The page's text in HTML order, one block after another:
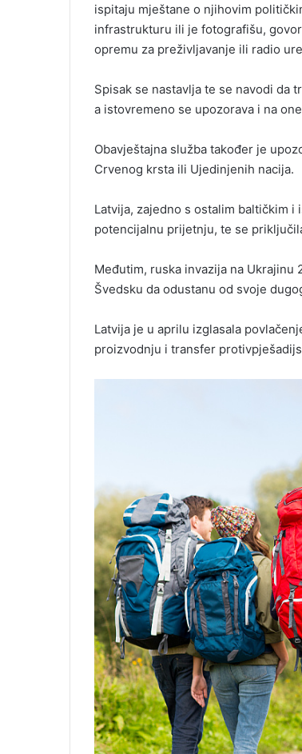
ispitaju mještane o njihovim
infrastrukturu ili je fotografišu,
opremu za preživljavanje ili radio
Spisak se nastavlja te se navodi da
a istovremeno se upozorava i na
Obavještajna služba također je
Crvenog krsta ili Ujedinjenih nacija.
Latvija, zajedno s ostalim baltičkim
potencijalnu prijetnju, te se
Međutim, ruska invazija na Ukrajinu
Švedsku da odustanu od svoje
Latvija je u aprilu izglasala
proizvodnju i transfer